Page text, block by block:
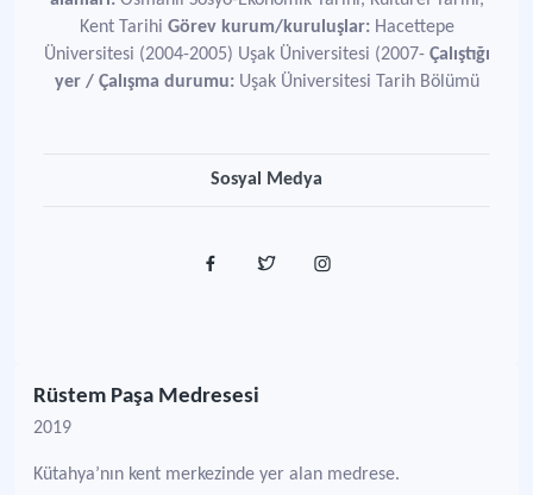
Kent Tarihi Görev kurum/kuruluşlar:Hacettepe
Üniversitesi (2004-2005) Uşak Üniversitesi (2007- Çalıştığı
yer / Çalışma durumu:Uşak Üniversitesi Tarih Bölümü
Sosyal Medya
Rüstem Paşa Medresesi
2019
Kütahya’nın kent merkezinde yer alan medrese.